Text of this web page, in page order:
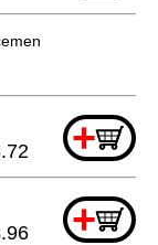
+
+